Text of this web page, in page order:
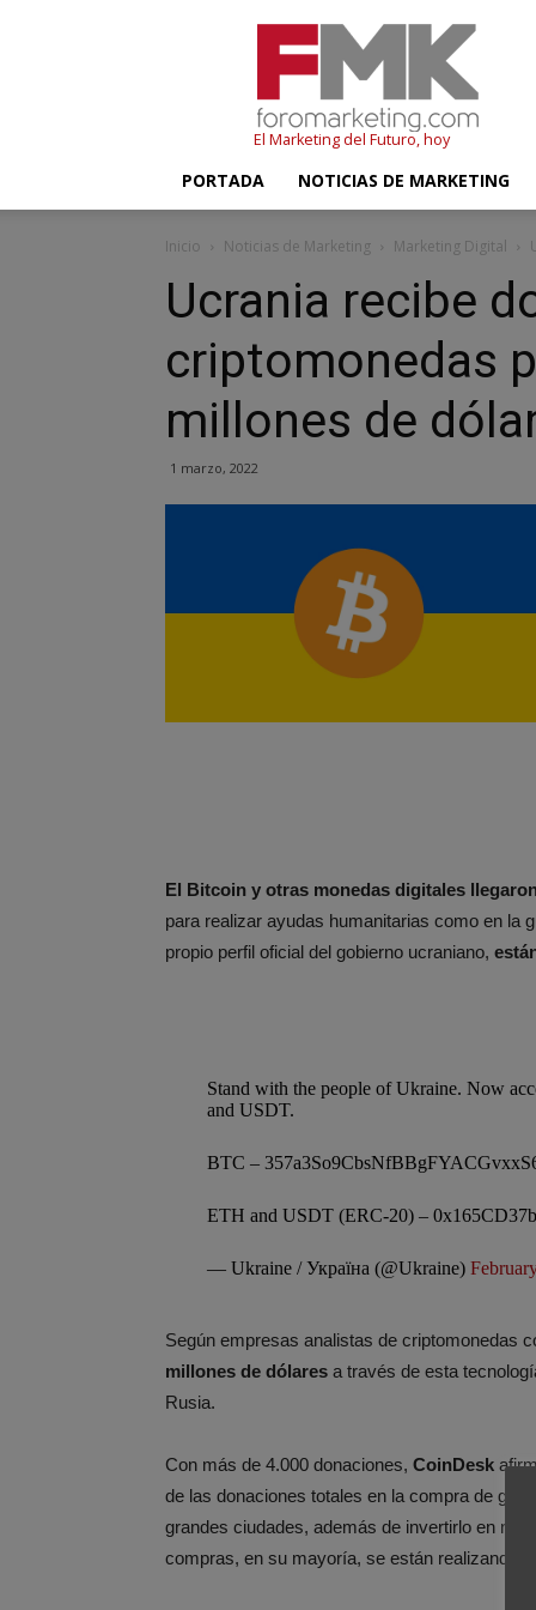
El Marketing del Futuro, hoy
PORTADA NOTICIAS DE MARKETING
Inicio Noticias de Marketing Marketing Digital
Ucrania recibe
criptomonedas
millones de
1 marzo, 2022
El Bitcoin y otras monedas digitales
para realizar ayudas humanitarias como en la
propio perfil oficial del gobierno ucraniano,
Stand with the people of Ukraine. Now
and USDT.
BTC –
ETH and USDT (ERC-20) –
— Ukraine / Україна (@Ukraine)
Según empresas analistas de criptomonedas
millones de dólares a través de esta
Rusia.
Con más de 4.000 donaciones, CoinDesk
de las donaciones totales en la compra de
grandes ciudades, además de invertirlo en
compras, en su mayoría, se están realizando